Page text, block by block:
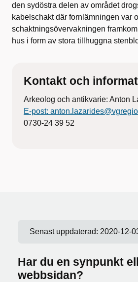
den sydöstra delen av området
kabelschakt där fornlämningen var
schaktningsövervakningen
hus i form av stora tillhuggna
Kontakt och
Arkeolog och antikvarie: Anton
E-post:
0730-24 39 52
Senast uppdaterad: 2020-12-
Har du en synpunkt
webbsidan?